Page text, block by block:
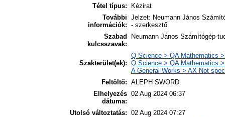
Tétel típus:
Kézirat
További
információk:
Jelzet: Neumann János
- szerkesztő
Szabad
kulcsszavak:
Neumann János Számítógép-
Szakterület(ek):
Q Science > QA Mathematics
Q Science > QA Mathematics
A General Works > AX Not
Feltöltő: ALEPH SWORD
Elhelyezés
dátuma:
02 Aug 2024 06:37
Utolsó változtatás: 02 Aug 2024 07:27